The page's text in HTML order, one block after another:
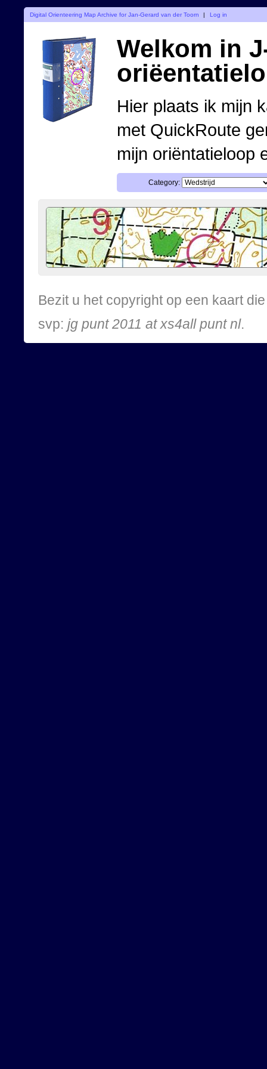
Digital Orienteering Map Archive for Jan-Gerard van der Toorn | Log in
Welkom in
Hier plaats ik mijn
met QuickRoute
mijn oriëntatieloop
Category:
Bezit u het copyright op een kaart
svp: jg punt 2011 at xs4all punt nl.